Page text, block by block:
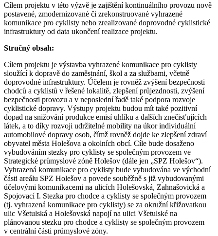
Cílem projektu v této výzvě je zajištění kontinuálního provozu nově
postavené, zmodernizované či zrekonstruované vyhrazené
komunikace pro cyklisty nebo zrealizované doprovodné cyklistické
infrastruktury od data ukončení realizace projektu.
Stručný obsah:
Cílem projektu je výstavba vyhrazené komunikace pro cyklisty
sloužící k dopravě do zaměstnání, škol a za službami, včetně
doprovodné infrastruktury. Účelem je rovněž zvýšení bezpečnosti
chodců a cyklistů v řešené lokalitě, zlepšení průjezdnosti, zvýšení
bezpečnosti provozu a v neposlední řadě také podpora rozvoje
cyklistické dopravy. Výstupy projektu budou mít také pozitivní
dopad na snižování produkce emisí uhlíku a dalších znečisťujících
látek, a to díky rozvoji udržitelné mobility na úkor individuální
automobilové dopravy osob, čímž rovněž dojde ke zlepšení zdraví
obyvatel města Holešova a okolních obcí. Cíle bude dosaženo
vybudováním stezky pro cyklisty se společným provozem ve
Strategické průmyslové zóně Holešov (dále jen „SPZ Holešov“).
Vyhrazená komunikace pro cyklisty bude vybudována ve východní
části areálu SPZ Holešov a povede souběžně s již vybudovanými
účelovými komunikacemi na ulicích Holešovská, Zahnašovická a
Spojovací I. Stezka pro chodce a cyklisty se společným provozem
(tj. vyhrazená komunikace pro cyklisty) se za okružní křižovatkou
ulic Všetulská a Holešovská napojí na ulici Všetulské na
plánovanou stezku pro chodce a cyklisty se společným provozem
v centrální části průmyslové zóny.